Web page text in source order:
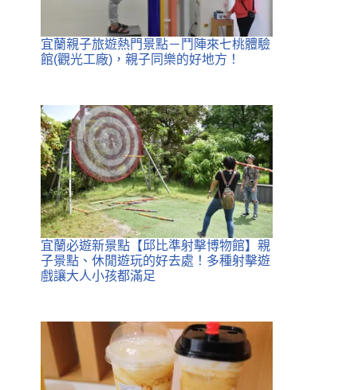
宜蘭親子旅遊熱門景點－鬥陣來七桃體驗
館(觀光工廠)，親子同樂的好地方！
宜蘭必遊新景點【邱比準射擊博物館】親
子景點、休閒遊玩的好去處！多種射擊遊
戲讓大人小孩都滿足